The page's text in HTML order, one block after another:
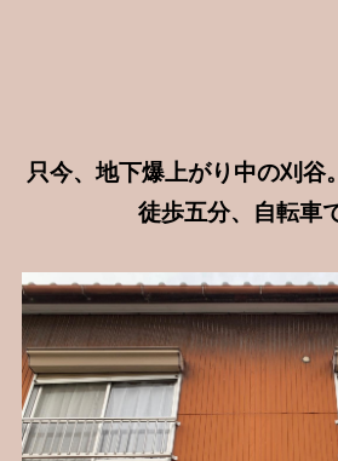
只今、地下爆上がり中の刈谷
徒歩五分、自転車